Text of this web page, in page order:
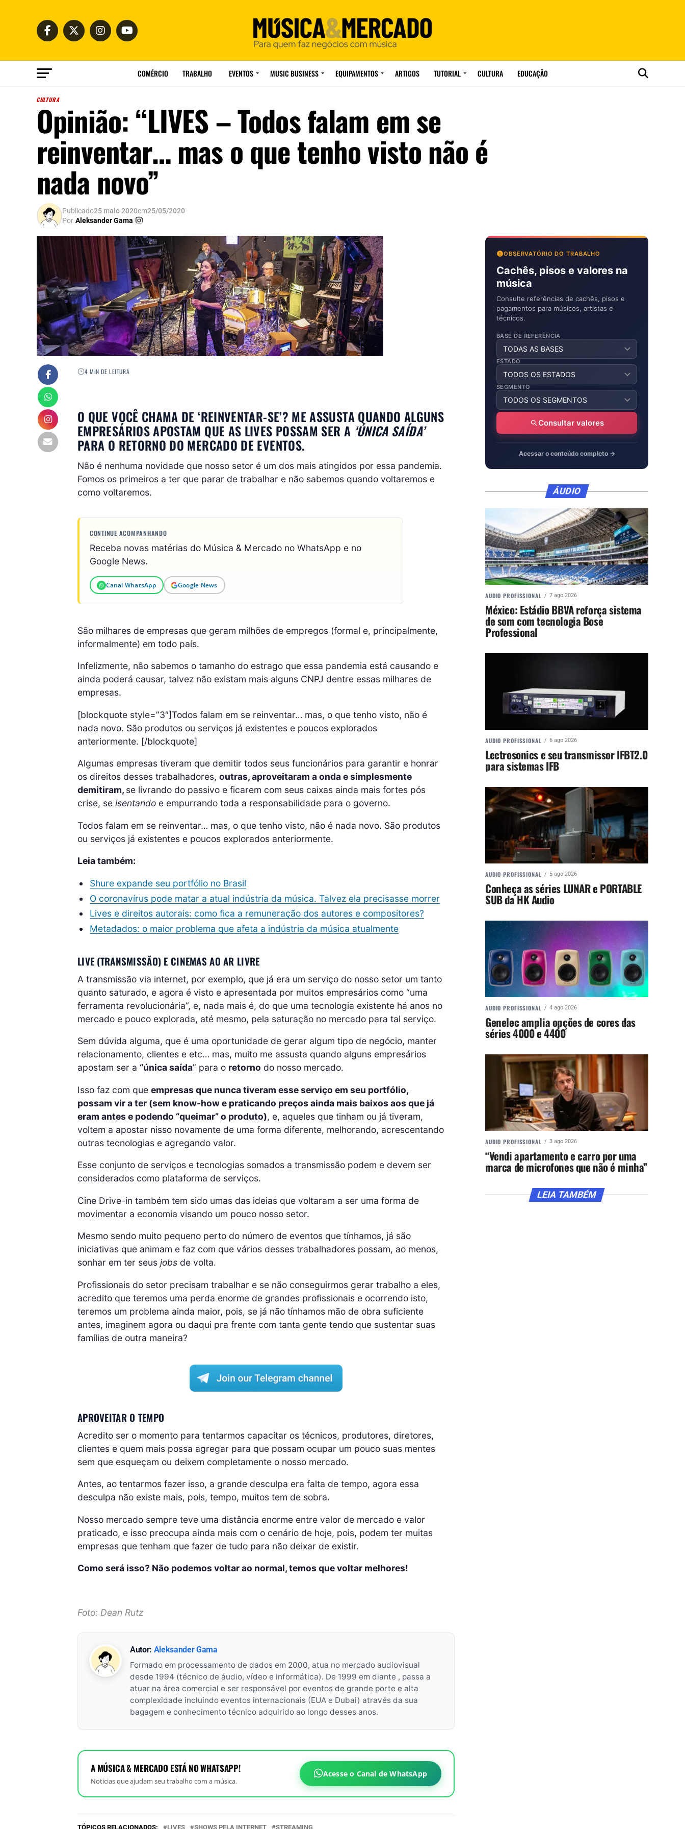
COMÉRCIO TRABALHO EVENTOS MUSIC BUSINESS EQUIPAMENTOS ARTIGOS TUTORIAL CULTURA EDUCAÇÃO
CULTURA
Opinião: “LIVES – Todos falam em se
reinventar… mas o que tenho visto não é
nada novo”
Publicado25 maio 2020em25/05/2020
Por Aleksander Gama
4 MIN DE LEITURA
O QUE VOCÊ CHAMA DE ‘REINVENTAR-SE’? ME ASSUSTA QUANDO ALGUNS
EMPRESÁRIOS APOSTAM QUE AS LIVES POSSAM SER A ‘ÚNICA SAÍDA’
PARA O RETORNO DO MERCADO DE EVENTOS.
Não é nenhuma novidade que nosso setor é um dos mais atingidos por essa pandemia.
Fomos os primeiros a ter que parar de trabalhar e não sabemos quando voltaremos e
como voltaremos.
CONTINUE ACOMPANHANDO
Receba novas matérias do Música & Mercado no WhatsApp e no
Google News.
Canal WhatsApp Google News
São milhares de empresas que geram milhões de empregos (formal e, principalmente,
informalmente) em todo país.
Infelizmente, não sabemos o tamanho do estrago que essa pandemia está causando e
ainda poderá causar, talvez não existam mais alguns CNPJ dentre essas milhares de
empresas.
[blockquote style=”3″]Todos falam em se reinventar… mas, o que tenho visto, não é
nada novo. São produtos ou serviços já existentes e poucos explorados
anteriormente. [/blockquote]
Algumas empresas tiveram que demitir todos seus funcionários para garantir e honrar
os direitos desses trabalhadores, outras, aproveitaram a onda e simplesmente
demitiram, se livrando do passivo e ficarem com seus caixas ainda mais fortes pós
crise, se isentando e empurrando toda a responsabilidade para o governo.
Todos falam em se reinventar… mas, o que tenho visto, não é nada novo. São produtos
ou serviços já existentes e poucos explorados anteriormente.
Leia também:
Shure expande seu portfólio no Brasil
O coronavírus pode matar a atual indústria da música. Talvez ela precisasse morrer
Lives e direitos autorais: como fica a remuneração dos autores e compositores?
Metadados: o maior problema que afeta a indústria da música atualmente
LIVE (TRANSMISSÃO) E CINEMAS AO AR LIVRE
A transmissão via internet, por exemplo, que já era um serviço do nosso setor um tanto
quanto saturado, e agora é visto e apresentada por muitos empresários como “uma
ferramenta revolucionária”, e, nada mais é, do que uma tecnologia existente há anos no
mercado e pouco explorada, até mesmo, pela saturação no mercado para tal serviço.
Sem dúvida alguma, que é uma oportunidade de gerar algum tipo de negócio, manter
relacionamento, clientes e etc… mas, muito me assusta quando alguns empresários
apostam ser a “única saída” para o retorno do nosso mercado.
Isso faz com que empresas que nunca tiveram esse serviço em seu portfólio,
possam vir a ter (sem know-how e praticando preços ainda mais baixos aos que já
eram antes e podendo “queimar” o produto), e, aqueles que tinham ou já tiveram,
voltem a apostar nisso novamente de uma forma diferente, melhorando, acrescentando
outras tecnologias e agregando valor.
Esse conjunto de serviços e tecnologias somados a transmissão podem e devem ser
considerados como plataforma de serviços.
Cine Drive-in também tem sido umas das ideias que voltaram a ser uma forma de
movimentar a economia visando um pouco nosso setor.
Mesmo sendo muito pequeno perto do número de eventos que tínhamos, já são
iniciativas que animam e faz com que vários desses trabalhadores possam, ao menos,
sonhar em ter seus jobs de volta.
Profissionais do setor precisam trabalhar e se não conseguirmos gerar trabalho a eles,
acredito que teremos uma perda enorme de grandes profissionais e ocorrendo isto,
teremos um problema ainda maior, pois, se já não tínhamos mão de obra suficiente
antes, imaginem agora ou daqui pra frente com tanta gente tendo que sustentar suas
famílias de outra maneira?
APROVEITAR O TEMPO
Acredito ser o momento para tentarmos capacitar os técnicos, produtores, diretores,
clientes e quem mais possa agregar para que possam ocupar um pouco suas mentes
sem que esqueçam ou deixem completamente o nosso mercado.
Antes, ao tentarmos fazer isso, a grande desculpa era falta de tempo, agora essa
desculpa não existe mais, pois, tempo, muitos tem de sobra.
Nosso mercado sempre teve uma distância enorme entre valor de mercado e valor
praticado, e isso preocupa ainda mais com o cenário de hoje, pois, podem ter muitas
empresas que tenham que fazer de tudo para não deixar de existir.
Como será isso? Não podemos voltar ao normal, temos que voltar melhores!
Foto: Dean Rutz
Autor: Aleksander Gama
Formado em processamento de dados em 2000, atua no mercado audiovisual
desde 1994 (técnico de áudio, vídeo e informática). De 1999 em diante , passa a
atuar na área comercial e ser responsável por eventos de grande porte e alta
complexidade incluindo eventos internacionais (EUA e Dubai) através da sua
bagagem e conhecimento técnico adquirido ao longo desses anos.
A MÚSICA & MERCADO ESTÁ NO WHATSAPP!
Noticias que ajudam seu trabalho com a música.
Acesse o Canal de WhatsApp
TÓPICOS RELACIONADOS: LIVES SHOWS PELA INTERNET STREAMING
OBSERVATÓRIO DO TRABALHO
Cachês, pisos e valores na
música
Consulte referências de cachês, pisos e
pagamentos para músicos, artistas e
técnicos.
BASE DE REFERÊNCIA
ESTADO
SEGMENTO
Consultar valores
Acessar o conteúdo completo →
ÁUDIO
AUDIO PROFISSIONAL 7 ago 2026
México: Estádio BBVA reforça sistema
de som com tecnologia Bose
Professional
AUDIO PROFISSIONAL 6 ago 2026
Lectrosonics e seu transmissor IFBT2.0
para sistemas IFB
AUDIO PROFISSIONAL 5 ago 2026
Conheça as séries LUNAR e PORTABLE
SUB da HK Audio
AUDIO PROFISSIONAL 4 ago 2026
Genelec amplia opções de cores das
séries 4000 e 4400
AUDIO PROFISSIONAL 3 ago 2026
“Vendi apartamento e carro por uma
marca de microfones que não é minha”
LEIA TAMBÉM